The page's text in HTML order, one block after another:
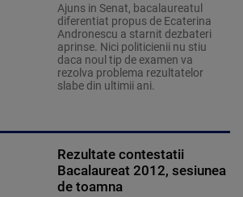
Ajuns in Senat, bacalaureatul
diferentiat propus de Ecaterina
Andronescu a starnit dezbateri
aprinse. Nici politicienii nu stiu
daca noul tip de examen va
rezolva problema rezultatelor
slabe din ultimii ani.
Rezultate contestatii
Bacalaureat 2012, sesiunea
de toamna